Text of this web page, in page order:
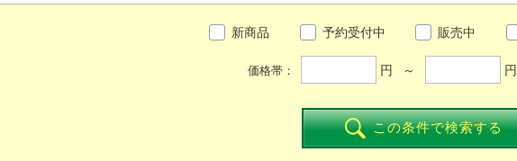
新商品 予約受付中 販売中
価格帯： 円 ～ 円
この条件で検索する